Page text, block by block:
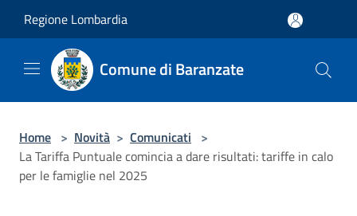
Regione Lombardia
Comune di Baranzate
Home > Novità > Comunicati >
La Tariffa Puntuale comincia a dare risultati: tariffe in calo
per le famiglie nel 2025